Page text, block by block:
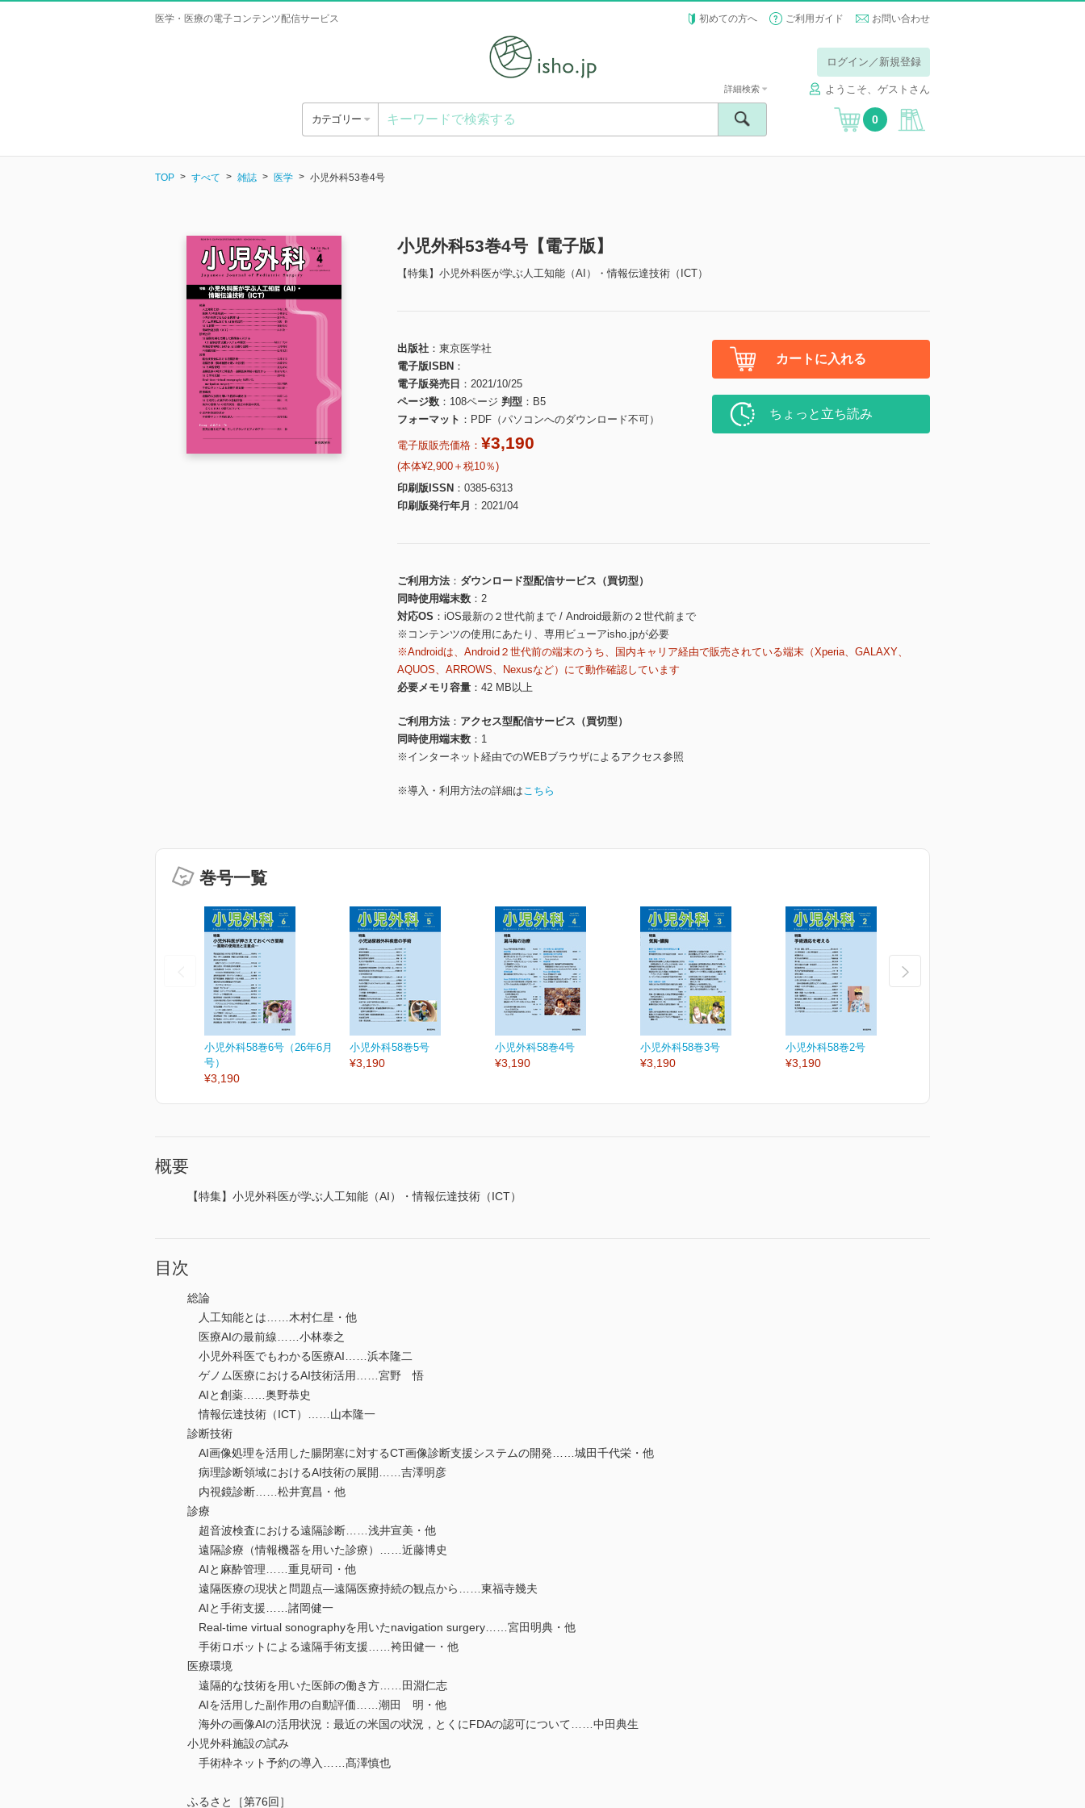
医学・医療の電子コンテンツ配信サービス 初めての方へ ご利用ガイド お問い合わせ
ログイン／新規登録
ようこそ、ゲストさん
カテゴリー
詳細検索
0
TOP すべて 雑誌 医学 小児外科53巻4号
小児外科53巻4号【電子版】
【特集】小児外科医が学ぶ人工知能（AI）・情報伝達技術（ICT）
出版社
東京医学社
電子版ISBN
電子版発売日
2021/10/25
ページ数
108ページ 判型
B5
フォーマット
PDF（パソコンへのダウンロード不可）
電子版販売価格： ¥3,190
(本体¥2,900＋税10％)
印刷版ISSN
0385-6313
印刷版発行年月
2021/04
カートに入れる
ちょっと立ち読み
ご利用方法
ダウンロード型配信サービス（買切型）
同時使用端末数
2
対応OS
iOS最新の２世代前まで / Android最新の２世代前まで
※コンテンツの使用にあたり、専用ビューアisho.jpが必要
※Androidは、Android２世代前の端末のうち、国内キャリア経由で販売されている端末（Xperia、GALAXY、
AQUOS、ARROWS、Nexusなど）にて動作確認しています
必要メモリ容量
42 MB以上
ご利用方法
アクセス型配信サービス（買切型）
同時使用端末数
1
※インターネット経由でのWEBブラウザによるアクセス参照
※導入・利用方法の詳細はこちら
巻号一覧
小児外科58巻6号（26年6月
号）
¥3,190
小児外科58巻5号
¥3,190
小児外科58巻4号
¥3,190
小児外科58巻3号
¥3,190
小児外科58巻2号
¥3,190
概要
【特集】小児外科医が学ぶ人工知能（AI）・情報伝達技術（ICT）
目次
総論
人工知能とは……木村仁星・他
医療AIの最前線……小林泰之
小児外科医でもわかる医療AI……浜本隆二
ゲノム医療におけるAI技術活用……宮野 悟
AIと創薬……奥野恭史
情報伝達技術（ICT）……山本隆一
診断技術
AI画像処理を活用した腸閉塞に対するCT画像診断支援システムの開発……城田千代栄・他
病理診断領域におけるAI技術の展開……吉澤明彦
内視鏡診断……松井寛昌・他
診療
超音波検査における遠隔診断……浅井宣美・他
遠隔診療（情報機器を用いた診療）……近藤博史
AIと麻酔管理……重見研司・他
遠隔医療の現状と問題点―遠隔医療持続の観点から……東福寺幾夫
AIと手術支援……諸岡健一
Real-time virtual sonographyを用いたnavigation surgery……宮田明典・他
手術ロボットによる遠隔手術支援……袴田健一・他
医療環境
遠隔的な技術を用いた医師の働き方……田淵仁志
AIを活用した副作用の自動評価……潮田 明・他
海外の画像AIの活用状況：最近の米国の状況，とくにFDAの認可について……中田典生
小児外科施設の試み
手術枠ネット予約の導入……髙澤慎也
ふるさと［第76回］